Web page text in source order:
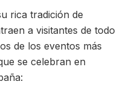
rica tradición de
a visitantes de todo
de los eventos más
se celebran en